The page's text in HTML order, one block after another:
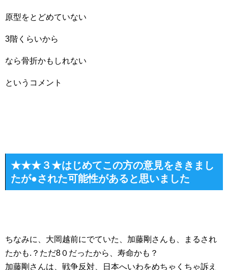
原型をとどめていない
3階くらいから
なら骨折かもしれない
というコメント
★★★３★はじめてこの方の意見をききまし
たが●された可能性があると思いました
ちなみに、大岡越前にでていた、加藤剛さんも、まるされ
たかも.？ただ8０だったから、寿命かも？
加藤剛さんは、戦争反対、日本へいわをめちゃくちゃ訴え